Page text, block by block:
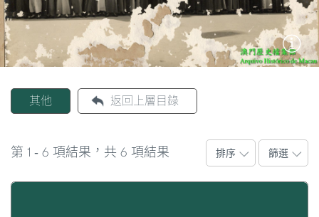
廟
巴
士
教
堂
街
市
其他 返回上層目錄
第 1 - 6 項結果，共 6 項結果 排序 篩選